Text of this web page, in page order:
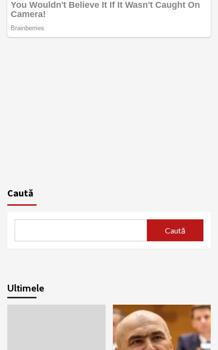
Caută
Caută
Ultimele